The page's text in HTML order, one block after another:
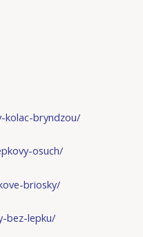
kolac-bryndzou/
osuch/
briosky/
bez-lepku/